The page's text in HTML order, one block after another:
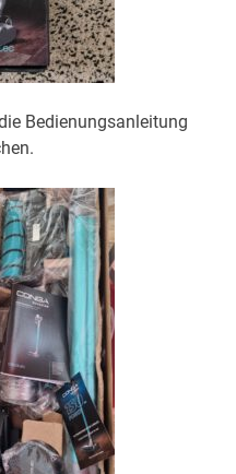
Bedienungsanleitung